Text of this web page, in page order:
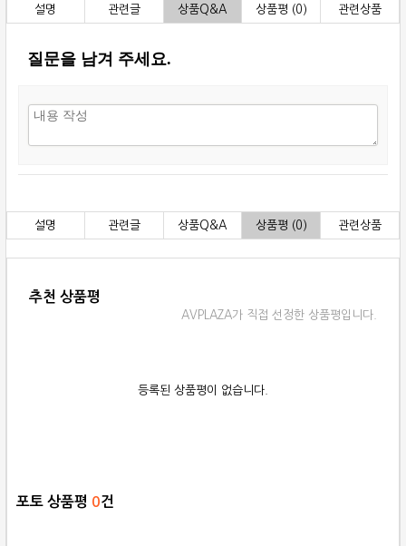
설명 관련글 상품Q&A 상품평 (0) 관련상품
질문을 남겨 주세요.
설명 관련글 상품Q&A 상품평 (0) 관련상품
추천 상품평
AVPLAZA가 직접 선정한 상품평입니다.
등록된 상품평이 없습니다.
포토 상품평 0건